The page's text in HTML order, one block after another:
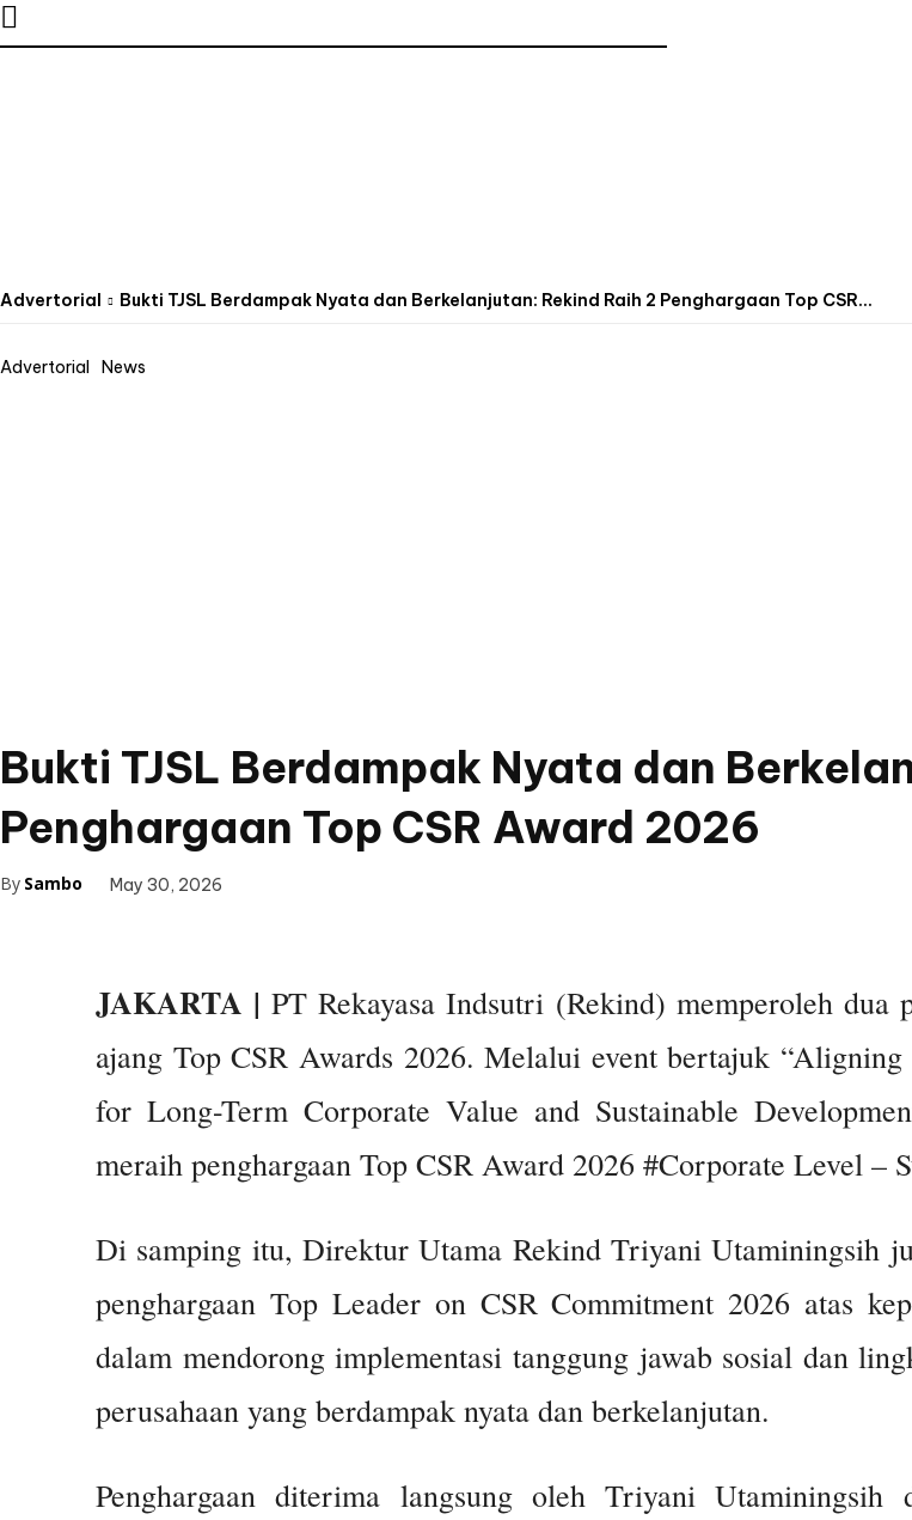
Advertorial Bukti TJSL Berdampak Nyata dan Berkelanjutan: Rekind Raih 2 Penghargaan Top CSR...
Advertorial News
Bukti TJSL Berdampak Nyata dan
Penghargaan Top CSR Award 2026
By Sambo May 30, 2026
JAKARTA | PT Rekayasa Indsutri (Rekind) memperoleh dua
ajang Top CSR Awards 2026. Melalui event bertajuk “Aligning
for Long-Term Corporate Value and Sustainable
meraih penghargaan Top CSR Award 2026 #Corporate Level –
Di samping itu, Direktur Utama Rekind Triyani Utaminingsih
penghargaan Top Leader on CSR Commitment 2026 atas
dalam mendorong implementasi tanggung jawab sosial dan
perusahaan yang berdampak nyata dan berkelanjutan.
Penghargaan diterima langsung oleh Triyani Utaminingsih